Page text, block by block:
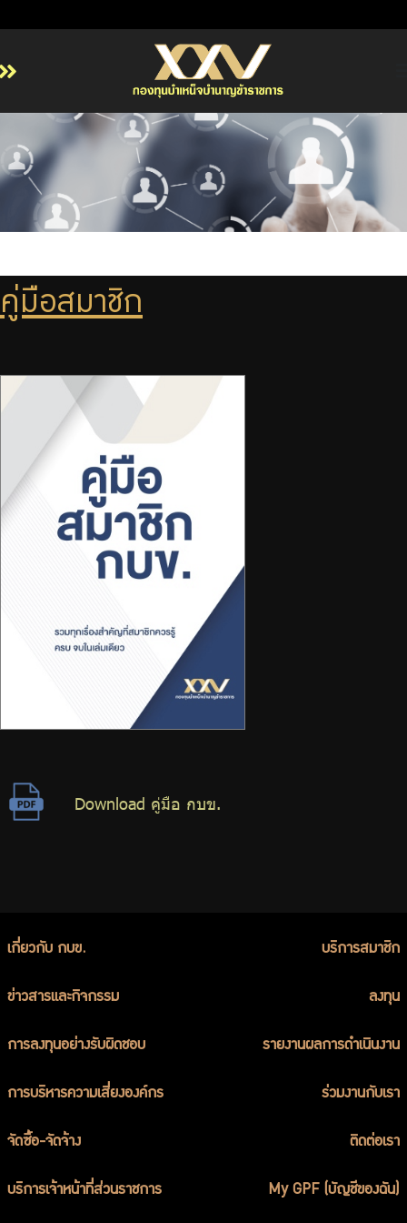
เกี่ยวกับ กบข.
บริการสมาชิก
ลงทุน
รายงานผลการดำเนินงาน
บริการเจ้าหน้าที่ส่วนราชการ
ร่วมงานกับเรา
| Eng
คู่มือสมาชิก
Download คู่มือ กบข.
เกี่ยวกับ กบข. บริการสมาชิก
ข่าวสารและกิจกรรม ลงทุน
การลงทุนอย่างรับผิดชอบ รายงานผลการดำเนินงาน
การบริหารความเสี่ยงองค์กร ร่วมงานกับเรา
จัดซื้อ-จัดจ้าง ติดต่อเรา
บริการเจ้าหน้าที่ส่วนราชการ My GPF (บัญชีของฉัน)